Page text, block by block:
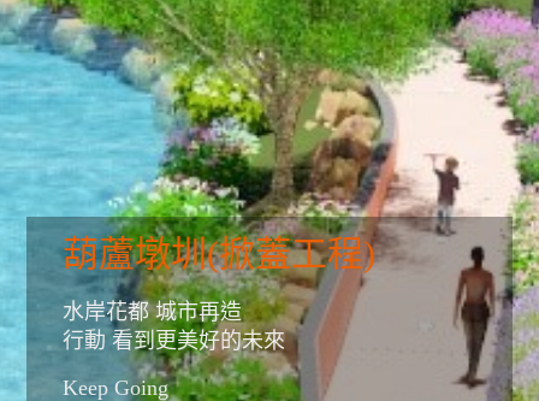
葫蘆墩圳(掀蓋工程)
水岸花都 城市再造
行動 看到更美好的未來
Keep Going